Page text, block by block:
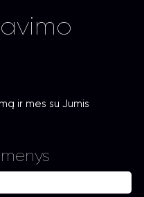
ir mes su Jumis